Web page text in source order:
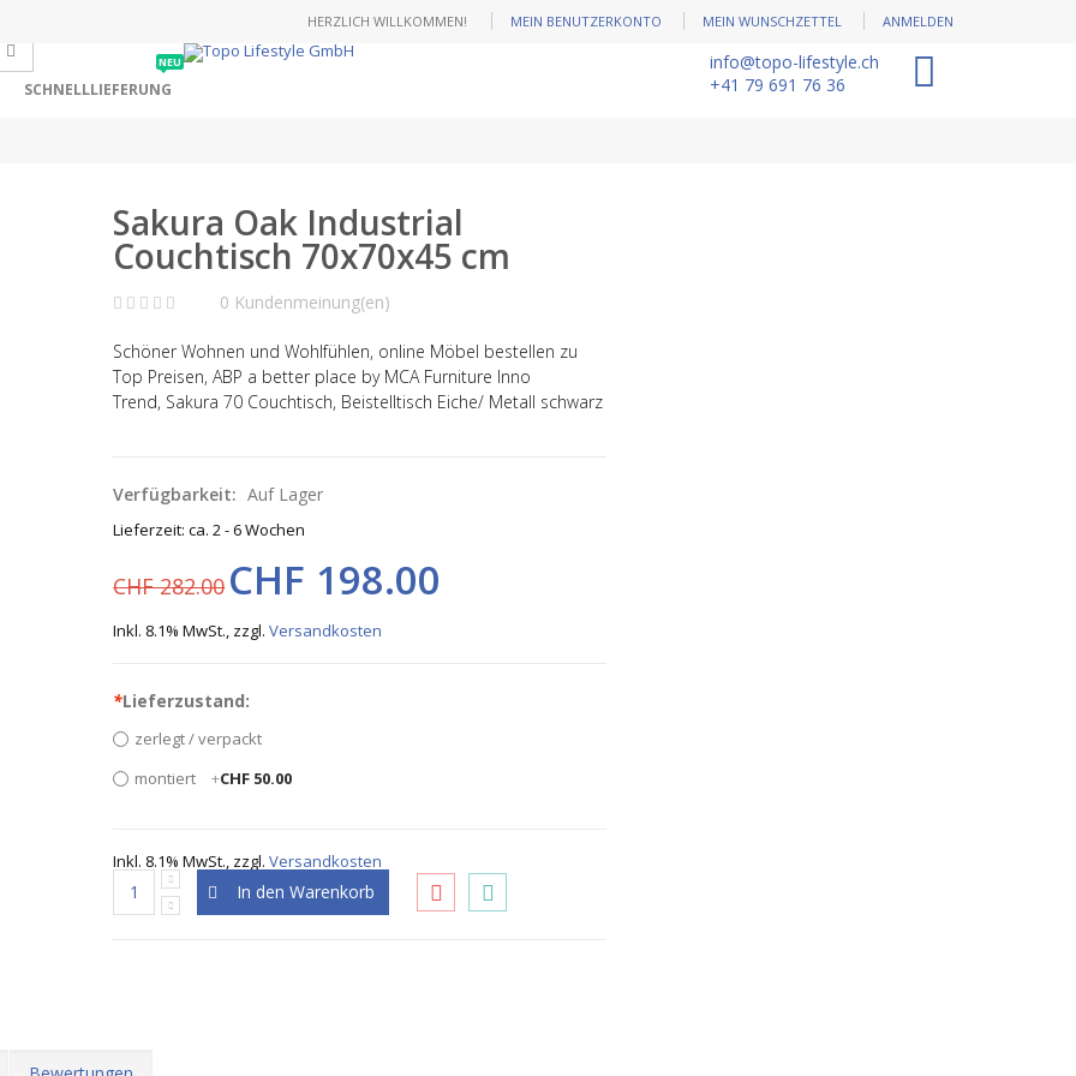
MEIN BENUTZERKONTO MEIN WUNSCHZETTEL ANMELDEN
HERZLICH WILLKOMMEN!
info@topo-lifestyle.ch
+41 79 691 76 36
SCHNELLLIEFERUNG
NEU
Sakura Oak Industrial
Couchtisch 70x70x45 cm
0 Kundenmeinung(en)
Schöner Wohnen und Wohlfühlen, online Möbel bestellen zu
Top Preisen, ABP a better place by MCA Furniture Inno
Trend, Sakura 70 Couchtisch, Beistelltisch Eiche/ Metall schwarz
Verfügbarkeit: Auf Lager
Lieferzeit: ca. 2 - 6 Wochen
CHF 282.00CHF 198.00
Inkl. 8.1% MwSt., zzgl.Versandkosten
*Lieferzustand:
zerlegt / verpackt
montiert
+CHF 50.00
Inkl. 8.1% MwSt. zzgl.Versandkosten
In den Warenkorb